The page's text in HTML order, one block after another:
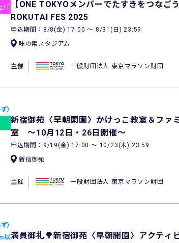
げ
【ONE TOKYOメンバーでたすきをつなご
ROKUTAI FES 2025
申込期間：8/8(金) 17:00 〜 8/31(日) 23:59
味の素スタジアム
主催 一般財団法人 東京マラソン財団
）
新宿御苑〈早朝開園〉かけっこ教室＆ファ
室 ～10月12日・26日開催～
申込期間：9/19(金) 17:00 〜 10/23(木) 23:59
新宿御苑
主催 一般財団法人 東京マラソン財団
）
以満員御礼🌳新宿御苑〈早朝開園〉アクティ